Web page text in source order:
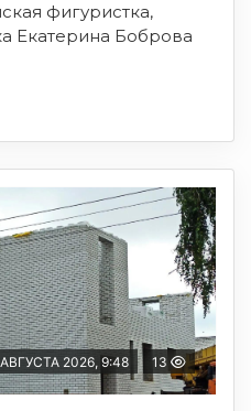
фигуристка,
Екатерина Боброва
2026, 9:48 13